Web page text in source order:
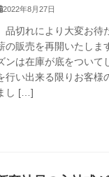
2022年8月27日
品切れにより大変お待
の販売を再開いたしま
ンは在庫が底をついて
行い出来る限りお客様
し […]